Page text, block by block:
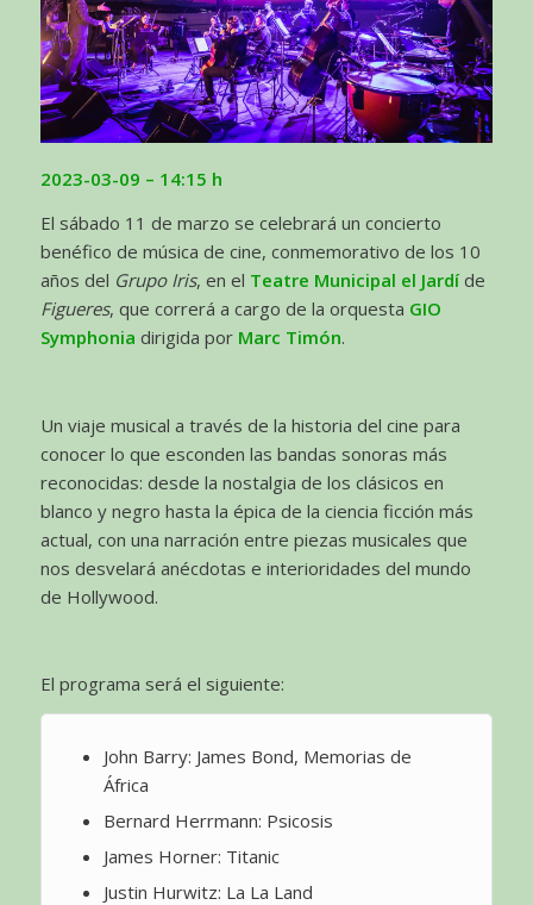
2023-03-09 – 14:15 h
El sábado 11 de marzo se celebrará un concierto
benéfico de música de cine, conmemorativo de los 10
años del Grupo Iris, en el Teatre Municipal el Jardíde
Figueres, que correrá a cargo de la orquesta GIO
Symphonia dirigida porMarc Timón.
Un viaje musical a través de la historia del cine para
conocer lo que esconden las bandas sonoras más
reconocidas: desde la nostalgia de los clásicos en
blanco y negro hasta la épica de la ciencia ficción más
actual, con una narración entre piezas musicales que
nos desvelará anécdotas e interioridades del mundo
de Hollywood.
El programa será el siguiente:
John Barry: James Bond, Memorias de
África
Bernard Herrmann: Psicosis
James Horner: Titanic
Justin Hurwitz: La La Land